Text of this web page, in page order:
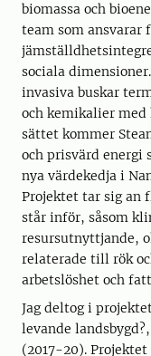
biomassa och
team som ansvarar
sociala
invasiva buskar
och kemikalier med
sättet kommer
och prisvärd energi
nya värdekedja i
Projektet tar sig an
står inför, såsom
resursutnyttjande,
relaterade till rök
arbetslöshet och
Jag deltog i
levande
(2017-20).